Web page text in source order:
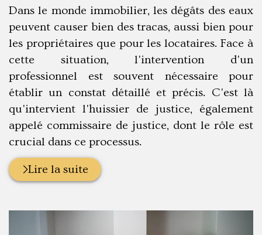
Dans le monde immobilier, les dégâts des eaux
peuvent causer bien des tracas, aussi bien pour
les propriétaires que pour les locataires. Face à
cette situation, l'intervention d'un
professionnel est souvent nécessaire pour
établir un constat détaillé et précis. C'est là
qu'intervient l'huissier de justice, également
appelé commissaire de justice, dont le rôle est
crucial dans ce processus.
Lire la suite